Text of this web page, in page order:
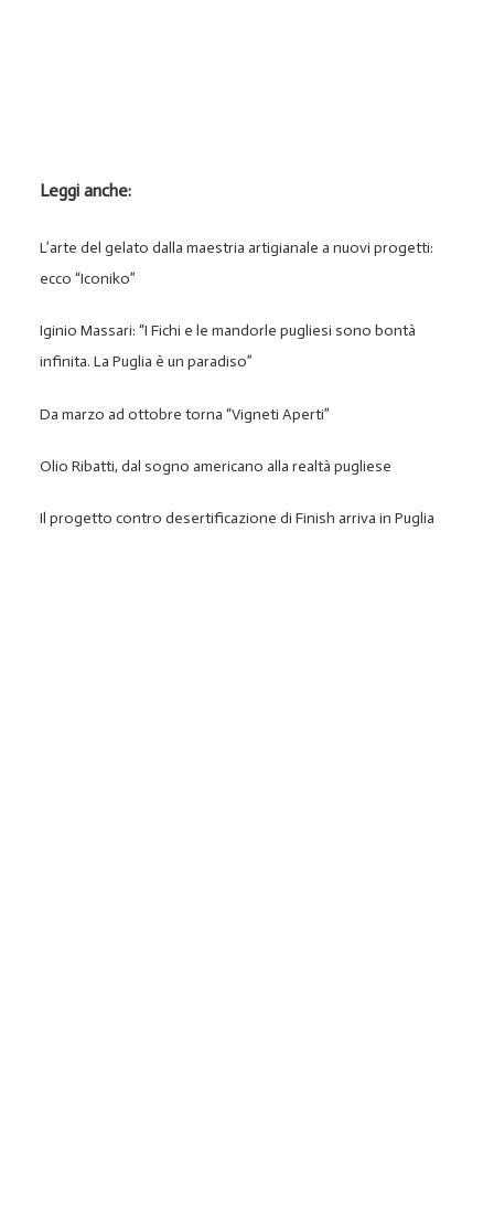
Leggi anche:
L’arte del gelato dalla maestria artigianale a nuovi progetti:
ecco “Iconiko”
Iginio Massari: “I Fichi e le mandorle pugliesi sono bontà
infinita. La Puglia è un paradiso”
Da marzo ad ottobre torna “Vigneti Aperti”
Olio Ribatti, dal sogno americano alla realtà pugliese
Il progetto contro desertificazione di Finish arriva in Puglia